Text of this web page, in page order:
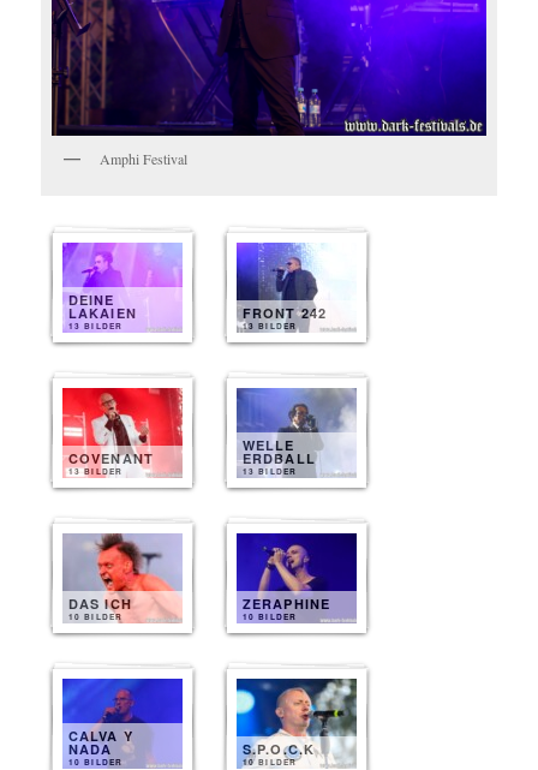
Amphi Festival
DEINE
LAKAIEN
13 BILDER
FRONT 242
13 BILDER
COVENANT
13 BILDER
WELLE
ERDBALL
13 BILDER
DAS ICH
10 BILDER
ZERAPHINE
10 BILDER
CALVA Y
NADA
10 BILDER
S.P.O.C.K
10 BILDER